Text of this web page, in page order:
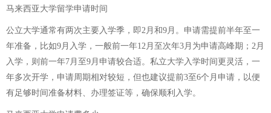
马来西亚大学留学申请时间
公立大学通常有两次主要入学季，即2月和9月。申请需提前半年至一
年准备，比如9月入学，一般前一年12月至次年3月为申请高峰期；2月
入学，则前一年7月至9月申请较合适。私立大学入学时间更灵活，一
年多次开学，申请周期相对较短，但也建议提前3至6个月申请，以便
有足够时间准备材料、办理签证等，确保顺利入学。